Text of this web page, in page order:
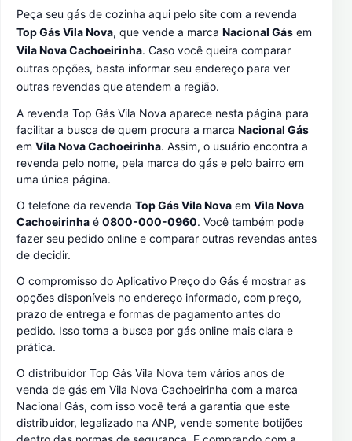
Peça seu gás de cozinha aqui pelo site com a revenda
Top Gás Vila Nova, que vende a marca Nacional Gás em
Vila Nova Cachoeirinha. Caso você queira comparar
outras opções, basta informar seu endereço para ver
outras revendas que atendem a região.
A revenda Top Gás Vila Nova aparece nesta página para
facilitar a busca de quem procura a marca Nacional Gás
em Vila Nova Cachoeirinha. Assim, o usuário encontra a
revenda pelo nome, pela marca do gás e pelo bairro em
uma única página.
O telefone da revenda Top Gás Vila Nova em Vila Nova
Cachoeirinha é 0800-000-0960. Você também pode
fazer seu pedido online e comparar outras revendas antes
de decidir.
O compromisso do Aplicativo Preço do Gás é mostrar as
opções disponíveis no endereço informado, com preço,
prazo de entrega e formas de pagamento antes do
pedido. Isso torna a busca por gás online mais clara e
prática.
O distribuidor Top Gás Vila Nova tem vários anos de
venda de gás em Vila Nova Cachoeirinha com a marca
Nacional Gás, com isso você terá a garantia que este
distribuidor, legalizado na ANP, vende somente botijões